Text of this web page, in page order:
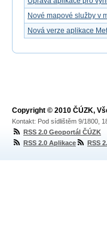
Nové mapové služby v
Nová verze aplikace
Copyright © 2010 ČÚZK,
Kontakt: Pod sídlištěm 9/1800,
RSS 2.0 Geoportál ČÚZK
RSS 2.0 Aplikace
RSS